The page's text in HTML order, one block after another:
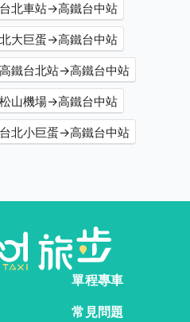
北車站→高鐵台中站
大巨蛋→高鐵台中站
高鐵台北站→高鐵台中站
松山機場→高鐵台中站
台北小巨蛋→高鐵台中站
單程專車
常見問題